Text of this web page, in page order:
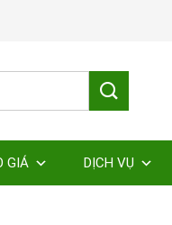
GIÁ DỊCH VỤ